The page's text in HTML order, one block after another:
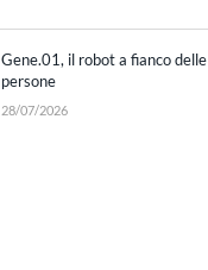
Gene.01, il robot a fianco delle
persone
28/07/2026